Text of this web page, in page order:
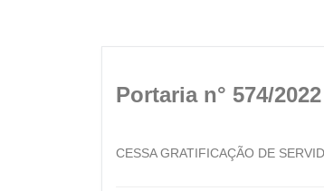
Portaria n° 574/2022
CESSA GRATIFICAÇÃO DE